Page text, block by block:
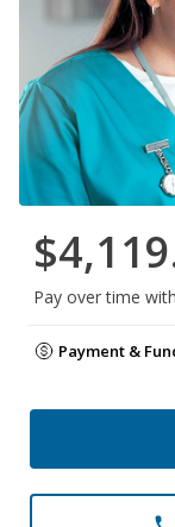
Pay over time with
Payment &